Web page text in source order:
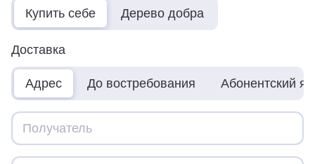
Купить себе Дерево добра
Доставка
Адрес До востребования Абонентский